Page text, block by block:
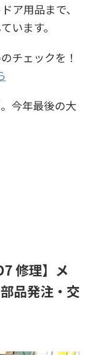
ア用品まで、
います。
チェックを！
今年最後の大
修理】メ
品発注・交